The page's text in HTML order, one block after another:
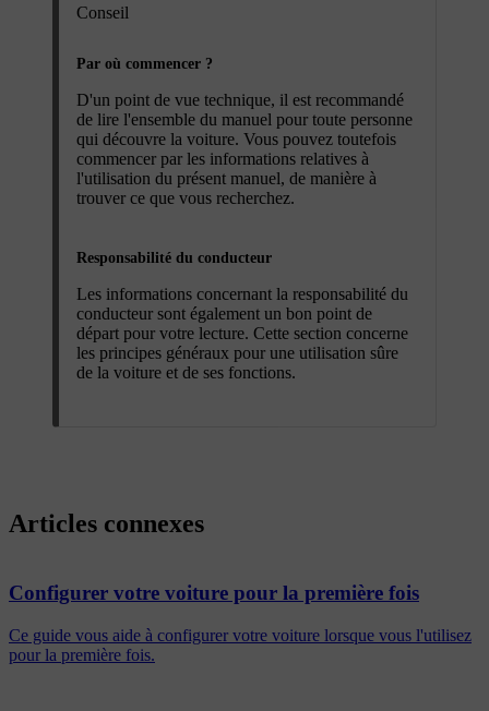
Conseil
Par où commencer ?
D'un point de vue technique, il est recommandé
de lire l'ensemble du manuel pour toute personne
qui découvre la voiture. Vous pouvez toutefois
commencer par les informations relatives à
l'utilisation du présent manuel, de manière à
trouver ce que vous recherchez.
Responsabilité du conducteur
Les informations concernant la responsabilité du
conducteur sont également un bon point de
départ pour votre lecture. Cette section concerne
les principes généraux pour une utilisation sûre
de la voiture et de ses fonctions.
Articles connexes
Configurer votre voiture pour la première fois
Ce guide vous aide à configurer votre voiture lorsque vous l'utilisez
pour la première fois.